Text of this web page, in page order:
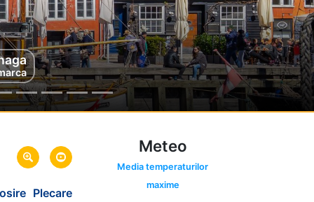
Plecare
Meteo
Media temperaturilor
maxime